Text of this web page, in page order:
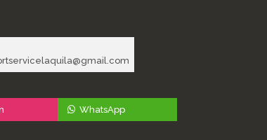
WhatsApp